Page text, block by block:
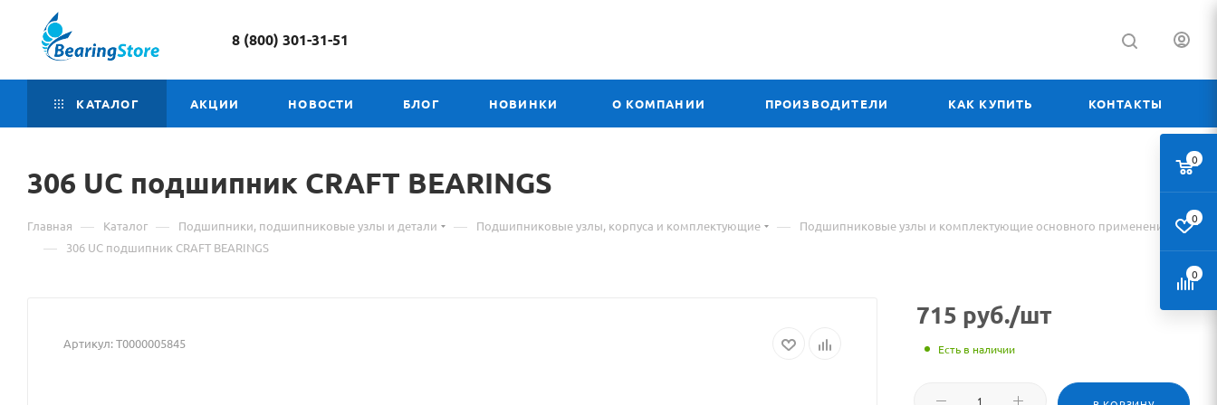
8 (800) 301-31-51
КАТАЛОГ АКЦИИ НОВОСТИ БЛОГ НОВИНКИ О КОМПАНИИ ПРОИЗВОДИТЕЛИ КАК КУПИТЬ КОНТАКТЫ
306 UC Материал
о
товаре
подшипник
подшипник CRAFT BEARINGS
Главная — Каталог — Подшипники, подшипниковые узлы и детали — Подшипниковые узлы, корпуса и комплектующие — Подшипниковые узлы и комплектующие основного применения
— 306 UC подшипник CRAFT BEARINGS
Артикул:Т0000005845
715 руб./шт
Есть в наличии
0
0
0